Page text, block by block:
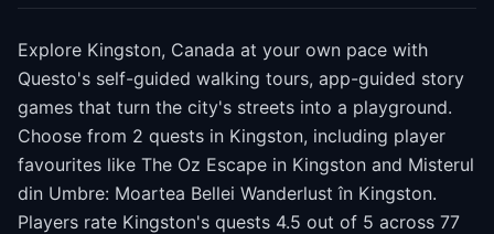
Explore Kingston, Canada at your own pace with
Questo's self-guided walking tours, app-guided story
games that turn the city's streets into a playground.
Choose from 2 quests in Kingston, including player
favourites like The Oz Escape in Kingston and Misterul
din Umbre: Moartea Bellei Wanderlust în Kingston.
Players rate Kingston's quests 4.5 out of 5 across 77